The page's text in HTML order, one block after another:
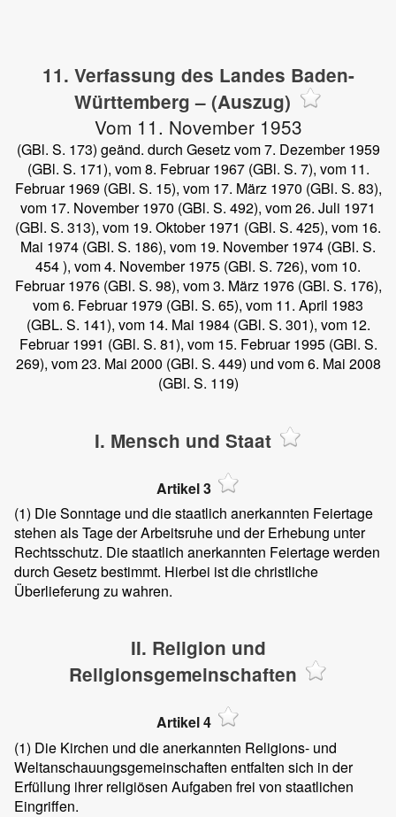
11. Verfassung des Landes Baden-
Württemberg – (Auszug)
Vom 11. November 1953
(GBl. S. 173) geänd. durch Gesetz vom 7. Dezember 1959
(GBl. S. 171), vom 8. Februar 1967 (GBl. S. 7), vom 11.
Februar 1969 (GBl. S. 15), vom 17. März 1970 (GBl. S. 83),
vom 17. November 1970 (GBl. S. 492), vom 26. Juli 1971
(GBl. S. 313), vom 19. Oktober 1971 (GBl. S. 425), vom 16.
Mai 1974 (GBl. S. 186), vom 19. November 1974 (GBl. S.
454 ), vom 4. November 1975 (GBl. S. 726), vom 10.
Februar 1976 (GBl. S. 98), vom 3. März 1976 (GBl. S. 176),
vom 6. Februar 1979 (GBl. S. 65), vom 11. April 1983
(GBL. S. 141), vom 14. Mai 1984 (GBl. S. 301), vom 12.
Februar 1991 (GBl. S. 81), vom 15. Februar 1995 (GBl. S.
269), vom 23. Mai 2000 (GBl. S. 449) und vom 6. Mai 2008
(GBl. S. 119)
I. Mensch und Staat
Artikel 3
(1) Die Sonntage und die staatlich anerkannten Feiertage
stehen als Tage der Arbeitsruhe und der Erhebung unter
Rechtsschutz. Die staatlich anerkannten Feiertage werden
durch Gesetz bestimmt. Hierbei ist die christliche
Überlieferung zu wahren.
II. Religion und
Religionsgemeinschaften
Artikel 4
(1) Die Kirchen und die anerkannten Religions- und
Weltanschauungsgemeinschaften entfalten sich in der
Erfüllung ihrer religiösen Aufgaben frei von staatlichen
Eingriffen.